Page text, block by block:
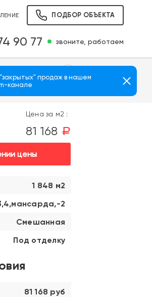
ПОДБОР ОБЪЕКТА
90 77 звоните, работаем
Цена за м2 :
81 168 a
цены
1 848 м2
2
Смешанная
Под отделку
81 168 руб
продаж в нашем
канале